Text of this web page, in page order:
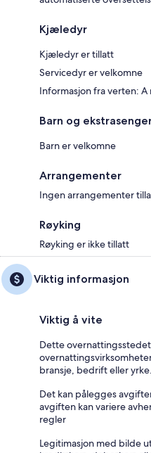
Kjæledyr
Kjæledyr er tillatt
Servicedyr er velkomne
Informasjon fra verten:
Barn og
Barn er velkomne
Arrangementer
Ingen arrangementer
Røyking
Røyking er ikke tillatt
Viktig informasjon
Viktig å vite
Dette
bransje, bedrift eller yrke.
Det kan pålegges
avgiften kan variere
regler
Legitimasjon med bilde